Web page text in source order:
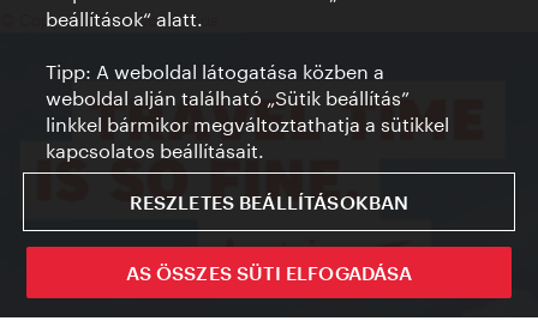
© Copyright WienTourismus
beállítások“ alatt.
Tipp: A weboldal látogatása közben a
weboldal alján található „Sütik beállítás”
linkkel bármikor megváltoztathatja a sütikkel
kapcsolatos beállításait.
RESZLETES BEÁLLÍTÁSOKBAN
AS ÖSSZES SÜTI ELFOGADÁSA